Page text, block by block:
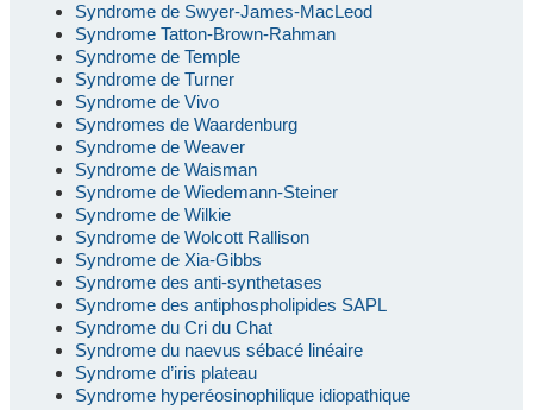
Syndrome de Swyer-James-MacLeod
Syndrome Tatton-Brown-Rahman
Syndrome de Temple
Syndrome de Turner
Syndrome de Vivo
Syndromes de Waardenburg
Syndrome de Weaver
Syndrome de Waisman
Syndrome de Wiedemann-Steiner
Syndrome de Wilkie
Syndrome de Wolcott Rallison
Syndrome de Xia-Gibbs
Syndrome des anti-synthetases
Syndrome des antiphospholipides SAPL
Syndrome du Cri du Chat
Syndrome du naevus sébacé linéaire
Syndrome d’iris plateau
Syndrome hyperéosinophilique idiopathique